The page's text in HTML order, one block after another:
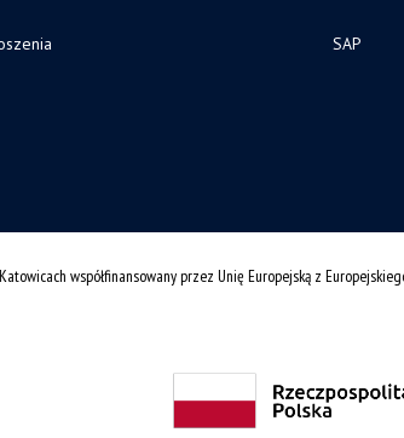
SAP
współfinansowany przez Unię Europejską z